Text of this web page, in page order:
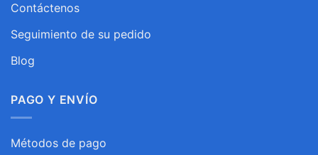
Contáctenos
Seguimiento de su pedido
Blog
PAGO Y ENVÍO
Métodos de pago